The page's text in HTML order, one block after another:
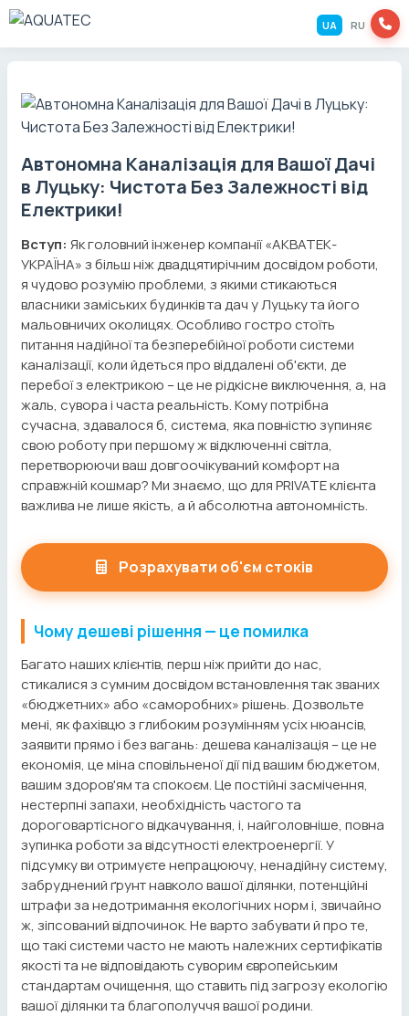
UA RU
Автономна Каналізація для Вашої Дачі
в Луцьку: Чистота Без Залежності від
Електрики!
Вступ: Як головний інженер компанії «АКВАТЕК-
УКРАЇНА» з більш ніж двадцятирічним досвідом роботи,
я чудово розумію проблеми, з якими стикаються
власники заміських будинків та дач у Луцьку та його
мальовничих околицях. Особливо гостро стоїть
питання надійної та безперебійної роботи системи
каналізації, коли йдеться про віддалені об'єкти, де
перебої з електрикою – це не рідкісне виключення, а, на
жаль, сувора і часта реальність. Кому потрібна
сучасна, здавалося б, система, яка повністю зупиняє
свою роботу при першому ж відключенні світла,
перетворюючи ваш довгоочікуваний комфорт на
справжній кошмар? Ми знаємо, що для PRIVATE клієнта
важлива не лише якість, а й абсолютна автономність.
Розрахувати об'єм стоків
Чому дешеві рішення — це помилка
Багато наших клієнтів, перш ніж прийти до нас,
стикалися з сумним досвідом встановлення так званих
«бюджетних» або «саморобних» рішень. Дозвольте
мені, як фахівцю з глибоким розумінням усіх нюансів,
заявити прямо і без вагань: дешева каналізація – це не
економія, це міна сповільненої дії під вашим бюджетом,
вашим здоров'ям та спокоєм. Це постійні засмічення,
нестерпні запахи, необхідність частого та
дороговартісного відкачування, і, найголовніше, повна
зупинка роботи за відсутності електроенергії. У
підсумку ви отримуєте непрацюючу, ненадійну систему,
забруднений ґрунт навколо вашої ділянки, потенційні
штрафи за недотримання екологічних норм і, звичайно
ж, зіпсований відпочинок. Не варто забувати й про те,
що такі системи часто не мають належних сертифікатів
якості та не відповідають суворим європейським
стандартам очищення, що ставить під загрозу екологію
вашої ділянки та благополуччя вашої родини.